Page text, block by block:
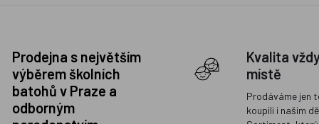
Prodejna s největším
výběrem školních
batohů v Praze a
odborným
Kvalita
místě
Prodáváme jen
koupili i našim